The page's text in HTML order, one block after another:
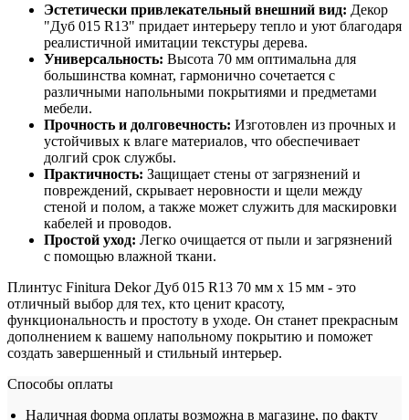
Эстетически привлекательный внешний вид: Декор
"Дуб 015 R13" придает интерьеру тепло и уют благодаря
реалистичной имитации текстуры дерева.
Универсальность: Высота 70 мм оптимальна для
большинства комнат, гармонично сочетается с
различными напольными покрытиями и предметами
мебели.
Прочность и долговечность: Изготовлен из прочных и
устойчивых к влаге материалов, что обеспечивает
долгий срок службы.
Практичность: Защищает стены от загрязнений и
повреждений, скрывает неровности и щели между
стеной и полом, а также может служить для маскировки
кабелей и проводов.
Простой уход: Легко очищается от пыли и загрязнений
с помощью влажной ткани.
Плинтус Finitura Dekor Дуб 015 R13 70 мм х 15 мм - это
отличный выбор для тех, кто ценит красоту,
функциональность и простоту в уходе. Он станет прекрасным
дополнением к вашему напольному покрытию и поможет
создать завершенный и стильный интерьер.
Способы оплаты
Наличная форма оплаты возможна в магазине, по факту